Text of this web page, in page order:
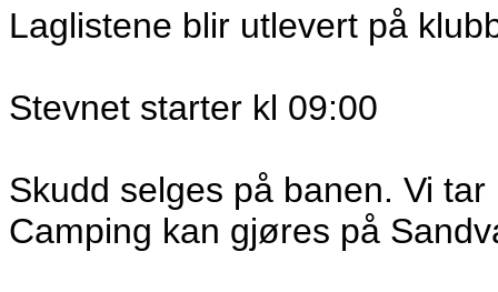
Laglistene blir utlevert på
Stevnet starter kl 09:00
Skudd selges på banen. Vi
Camping kan gjøres på